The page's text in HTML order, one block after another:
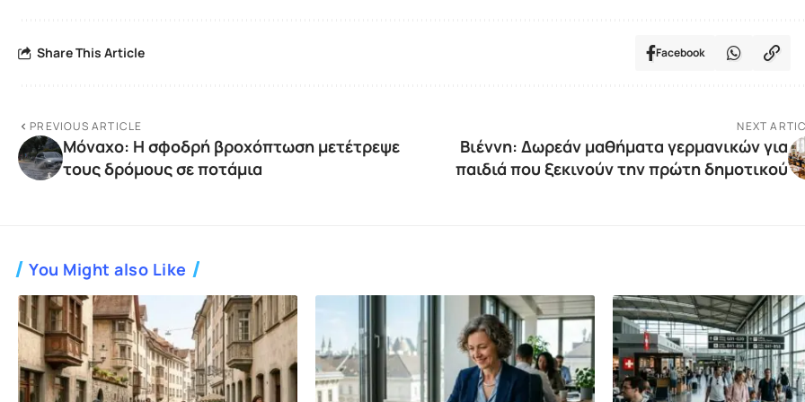
Share This Article Facebook
PREVIOUS ARTICLE
Μόναχο: Η σφοδρή βροχόπτωση μετέτρεψε
τους δρόμους σε ποτάμια
NEXT
Βιέννη: Δωρεάν μαθήματα γερμανικών για
παιδιά που ξεκινούν την πρώτη δημοτικού
You Might also Like